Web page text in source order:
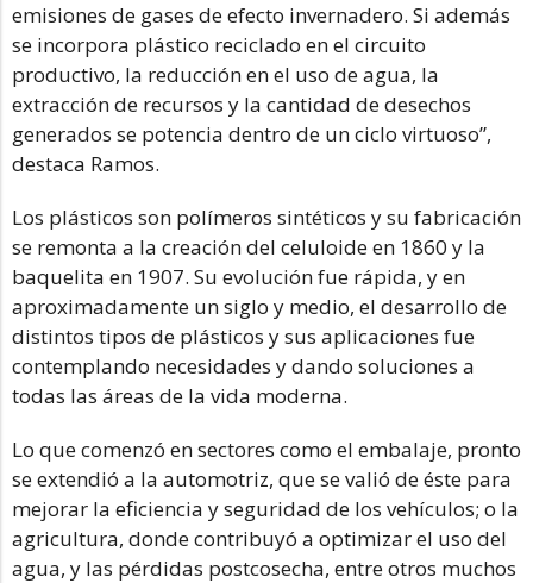
emisiones de gases de efecto invernadero. Si además
se incorpora plástico reciclado en el circuito
productivo, la reducción en el uso de agua, la
extracción de recursos y la cantidad de desechos
generados se potencia dentro de un ciclo virtuoso”,
destaca Ramos.
Los plásticos son polímeros sintéticos y su fabricación
se remonta a la creación del celuloide en 1860 y la
baquelita en 1907. Su evolución fue rápida, y en
aproximadamente un siglo y medio, el desarrollo de
distintos tipos de plásticos y sus aplicaciones fue
contemplando necesidades y dando soluciones a
todas las áreas de la vida moderna.
Lo que comenzó en sectores como el embalaje, pronto
se extendió a la automotriz, que se valió de éste para
mejorar la eficiencia y seguridad de los vehículos; o la
agricultura, donde contribuyó a optimizar el uso del
agua, y las pérdidas postcosecha, entre otros muchos